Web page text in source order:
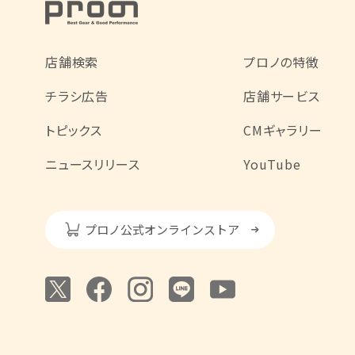
店舗検索
チラシ広告
トピックス
ニュースリリース
プロノの特徴
店舗サービス
CMギャラリー
YouTube
プロノ公式オンラインストア